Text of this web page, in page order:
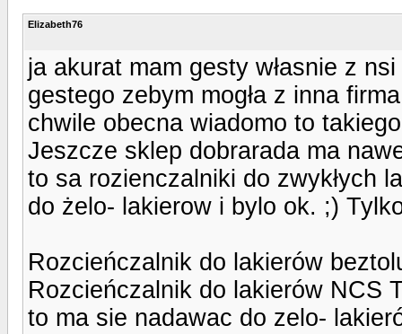
Elizabeth76
ja akurat mam gesty własnie z
gestego zebym mogła z inna
chwile obecna wiadomo to
Jeszcze sklep dobrarada ma
to sa rozienczalniki do zwykłych
do żelo- lakierow i bylo ok. ;)
Rozcieńczalnik do lakierów
Rozcieńczalnik do lakierów NCS
to ma sie nadawac do zelo-